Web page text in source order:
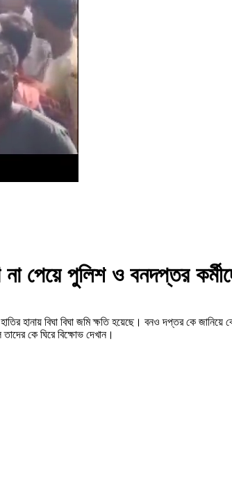
পেয়ে পুলিশ ও বনদপ্তর
হানায় বিঘা বিঘা জমি ক্ষতি হয়েছে। বনও দপ্তর কে জানিয়ে
কে ঘিরে বিক্ষোভ দেখান।